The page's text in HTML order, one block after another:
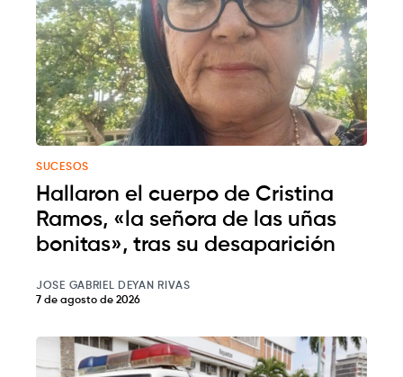
SUCESOS
Hallaron el cuerpo de Cristina
Ramos, «la señora de las uñas
bonitas», tras su desaparición
JOSE GABRIEL DEYAN RIVAS
7 de agosto de 2026